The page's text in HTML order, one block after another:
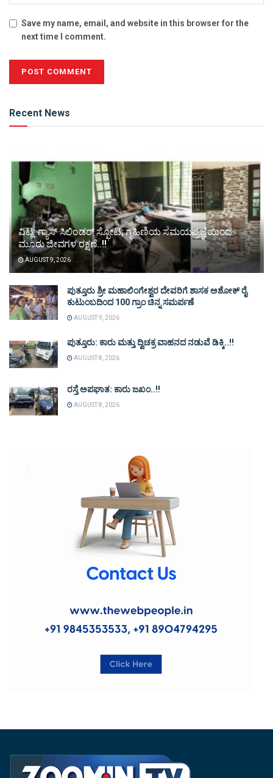
Save my name, email, and website in this browser for the
next time I comment.
Recent News
ವಿಟ್ಲ: ಗ್ಯಾಸ್ ಸಿಲಿಂಡರ್ ಸ್ಫೋಟ; ಗೃಹಿಣಿಯ ಸಮಯಪ್ರಜ್ಞೆಯಿಂದ
ಮೂರು ಜೀವಗಳ ರಕ್ಷಣೆ..!!
AUGUST 9, 2026
ಪುತ್ತೂರು ಶ್ರೀ ಮಹಾಲಿಂಗೇಶ್ವರ ದೇವರಿಗೆ ಶಾಸಕ ಅಶೋಕ್ ರೈ
ಕುಟುಂಬದಿಂದ 100 ಗ್ರಾಂ ಚಿನ್ನ ಸಮರ್ಪಣೆ
AUGUST 9, 2026
ಪುತ್ತೂರು: ಕಾರು ಮತ್ತು ದ್ವಿಚಕ್ರ ವಾಹನದ ನಡುವೆ ಡಿಕ್ಕಿ..!!
AUGUST 8, 2026
ರಸ್ತೆ ಅಪಘಾತ: ಕಾರು ಜಖಂ..!!
AUGUST 8, 2026